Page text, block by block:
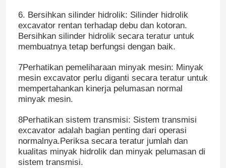
6. Bersihkan silinder hidrolik: Silinder hidrolik
excavator rentan terhadap debu dan kotoran.
Bersihkan silinder hidrolik secara teratur untuk
membuatnya tetap berfungsi dengan baik.
7Perhatikan pemeliharaan minyak mesin: Minyak
mesin excavator perlu diganti secara teratur untuk
mempertahankan kinerja pelumasan normal
minyak mesin.
8Perhatikan sistem transmisi: Sistem transmisi
excavator adalah bagian penting dari operasi
normalnya.Periksa secara teratur jumlah dan
kualitas minyak hidrolik dan minyak pelumasan di
sistem transmisi.